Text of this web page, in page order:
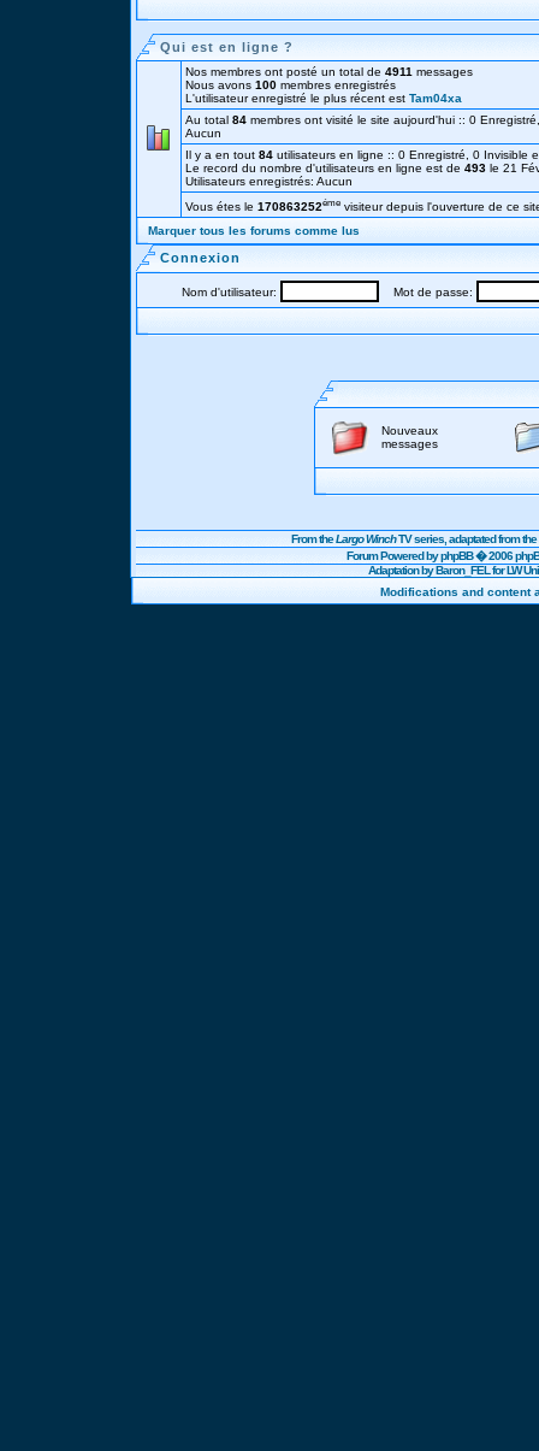
Qui est en ligne ?
Nos membres ont posté un total de 4911 messages
Nous avons 100 membres enregistrés
L'utilisateur enregistré le plus récent est Tam04xa
Au total 84 membres ont visité le site aujourd'hui :: 0
Aucun
Il y a en tout 84 utilisateurs en ligne :: 0 Enregistré, 0
Le record du nombre d'utilisateurs en ligne est de 493 le 21
Utilisateurs enregistrés: Aucun
Vous étes le 170863252éme visiteur depuis l'ouverture de ce
Marquer tous les forums comme lus
Connexion
Nom d'utilisateur: Mot de passe:
Nouveaux
messages
From theLargo WinchTV series, adaptated from
Forum Powered byphpBB� 2006
Adaptation by Baron_FEL for LW
Modifications and content